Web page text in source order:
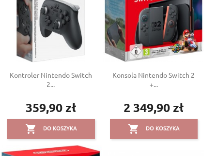
Kontroler Nintendo Switch
2...
Cena
359,90 zł
 DO KOSZYKA
Konsola Nintendo Switch 2
+...
Cena
2 349,90 zł
 DO KOSZYKA